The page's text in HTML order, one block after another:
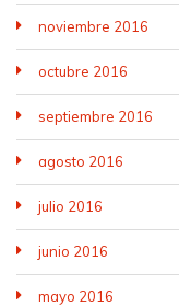
noviembre 2016
octubre 2016
septiembre 2016
agosto 2016
julio 2016
junio 2016
mayo 2016